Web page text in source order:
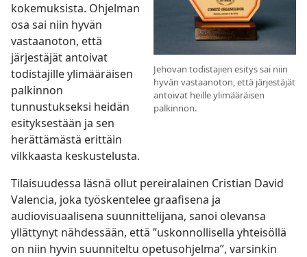
Jehovan todistajien esitys sai niin
hyvän vastaanoton, että järjestäjät
antoivat heille ylimääräisen
palkinnon.
kokemuksista. Ohjelman
osa sai niin hyvän
vastaanoton, että
järjestäjät antoivat
todistajille ylimääräisen
palkinnon
tunnustukseksi heidän
esityksestään ja sen
herättämästä erittäin
vilkkaasta keskustelusta.
Tilaisuudessa läsnä ollut pereiralainen Cristian David
Valencia, joka työskentelee graafisena ja
audiovisuaalisena suunnittelijana, sanoi olevansa
yllättynyt nähdessään, että ”uskonnollisella yhteisöllä
on niin hyvin suunniteltu opetusohjelma”, varsinkin